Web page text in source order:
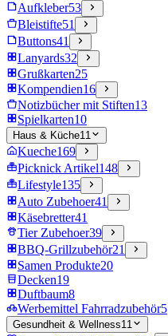
Aufkleber53
Bleistifte51
Buttons41
Lanyards32
Grußkarten25
Kompendien16
Notizbücher mit Stiften13
Spielkarten10
Haus & Küche11
Kueche169
Picknick Artikel148
Lifestyle135
Auto Zubehoer41
Käsebretter41
Tier Zubehoer39
BBQ-Grillzubehör21
Samen Produkte20
Decken19
Duftbaum8
Werbemittel Fahrradzubehör5
Gesundheit & Wellness11